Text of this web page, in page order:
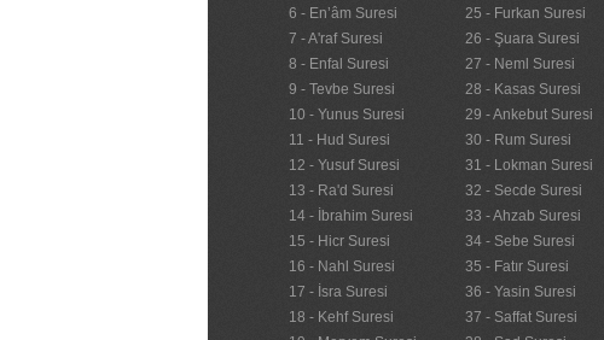
6 - En’âm Suresi
7 - A'raf Suresi
8 - Enfal Suresi
9 - Tevbe Suresi
10 - Yunus Suresi
11 - Hud Suresi
12 - Yusuf Suresi
13 - Ra'd Suresi
14 - İbrahim Suresi
15 - Hicr Suresi
16 - Nahl Suresi
17 - İsra Suresi
18 - Kehf Suresi
25 - Furkan Suresi
26 - Şuara Suresi
27 - Neml Suresi
28 - Kasas Suresi
29 - Ankebut Suresi
30 - Rum Suresi
31 - Lokman Suresi
32 - Secde Suresi
33 - Ahzab Suresi
34 - Sebe Suresi
35 - Fatır Suresi
36 - Yasin Suresi
37 - Saffat Suresi